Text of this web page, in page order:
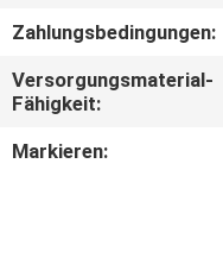
UNS
IN
VERBINDUNG
Zahlungsbedingungen:
Versorgungsmaterial-
Fähigkeit:
Markieren: